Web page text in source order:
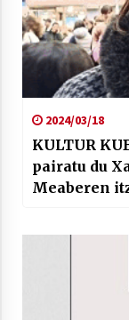
2024/03/18
KULTUR
pairatu du
Meaberen